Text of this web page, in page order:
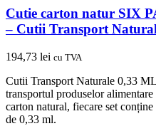
Cutie carton natur SIX
– Cutii Transport
194,73 lei cu TVA
Cutii Transport Naturale 0,33
transportul produselor
carton natural, fiecare set
de 0,33 ml.